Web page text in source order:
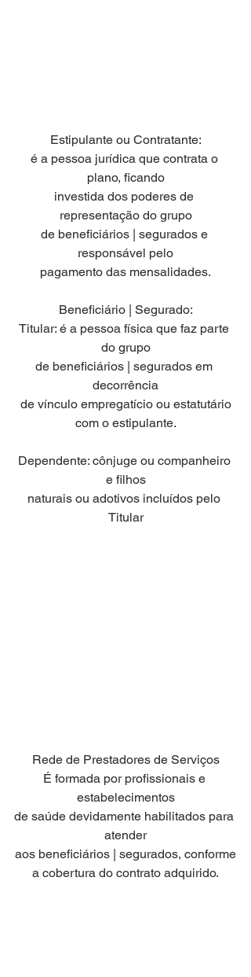
Estipulante ou Contratante:
é a pessoa jurídica que contrata o
plano, ficando
investida dos poderes de
representação do grupo
de beneficiários | segurados e
responsável pelo
pagamento das mensalidades.
Beneficiário | Segurado:
Titular: é a pessoa física que faz parte
do grupo
de beneficiários | segurados em
decorrência
de vínculo empregatício ou estatutário
com o estipulante.
Dependente: cônjuge ou companheiro
e filhos
naturais ou adotivos incluídos pelo
Titular
Rede de Prestadores de Serviços
É formada por profissionais e
estabelecimentos
de saúde devidamente habilitados para
atender
aos beneficiários | segurados, conforme
a cobertura do contrato adquirido.